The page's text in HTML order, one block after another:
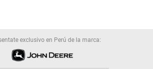
exclusivo en Perú de la marca: